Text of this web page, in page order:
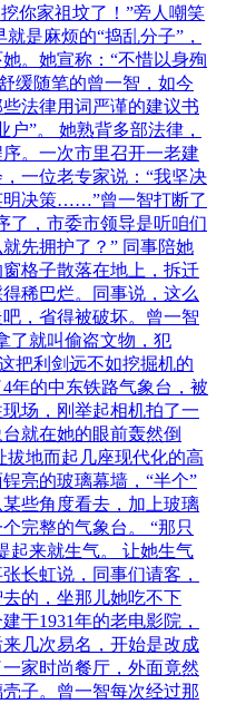
你家祖坟了！”旁人嘲笑
是麻烦的“捣乱分子”，
。她宣称：“不惜以身殉
缓随笔的曾一智，如今
法律用词严谨的建议书
户”。 她熟背多部法律，
。一次市里召开一老建
一位老专家说：“我坚决
明决策……”曾一智打断了
了，市委市领导是听咱们
先拥护了？” 同事陪她
格子散落在地上，拆迁
稀巴烂。同事说，这么
，省得被破坏。曾一智
了就叫偷盗文物，犯
把利剑远不如挖掘机的
年的中东铁路气象台，被
场，刚举起相机拍了一
就在她的眼前轰然倒
地而起几座现代化的高
亮的玻璃幕墙，“半个”
些角度看去，加上玻璃
完整的气象台。 “那只
起来就生气。 让她生气
长虹说，同事们请客，
的，坐那儿她吃不下
于1931年的老电影院，
几次易名，开始是改成
家时尚餐厅，外面竟然
子。曾一智每次经过那